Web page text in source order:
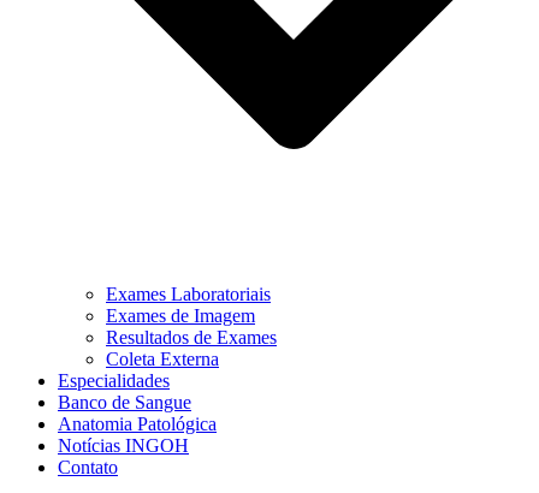
Exames Laboratoriais
Exames de Imagem
Resultados de Exames
Coleta Externa
Especialidades
Banco de Sangue
Anatomia Patológica
Notícias INGOH
Contato